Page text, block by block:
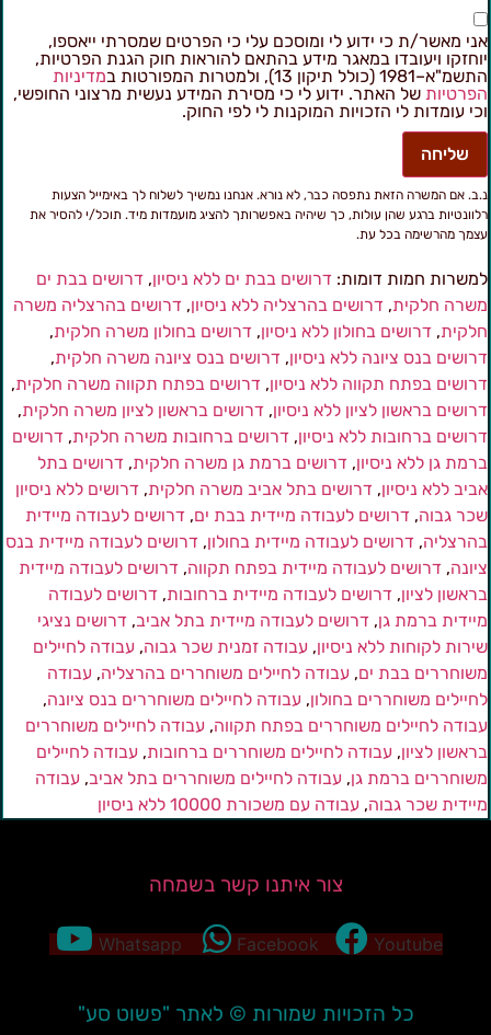
מאשר/ת כי ידוע לי ומוסכם עלי כי הפרטים שמסרתי ייאספו,
ויעובדו במאגר מידע בהתאם להוראות חוק הגנת הפרטיות,
(כולל תיקון 13), ולמטרות המפורטות ב
מדיניות
של האתר. ידוע לי כי מסירת המידע נעשית מרצוני החופשי,
עומדות לי הזכויות המוקנות לי לפי החוק.
שליחה
אם המשרה הזאת נתפסה כבר, לא נורא. אנחנו נמשיך לשלוח לך באימייל הצעות
ברגע שהן עולות, כך שיהיה באפשרותך להציג מועמדות מיד. תוכל/י להסיר את
מהרשימה בכל עת.
חמות דומות:דרושים בבת ים ללא ניסיון,דרושים בבת ים
חלקית,דרושים בהרצליה ללא ניסיון,דרושים בהרצליה משרה
,דרושים בחולון ללא ניסיון,דרושים בחולון משרה חלקית,
בנס ציונה ללא ניסיון,דרושים בנס ציונה משרה חלקית,
בפתח תקווה ללא ניסיון,דרושים בפתח תקווה משרה חלקית,
בראשון לציון ללא ניסיון,דרושים בראשון לציון משרה חלקית,
ברחובות ללא ניסיון,דרושים ברחובות משרה חלקית,דרושים
גן ללא ניסיון,דרושים ברמת גן משרה חלקית,דרושים בתל
ללא ניסיון,דרושים בתל אביב משרה חלקית,דרושים ללא ניסיון
גבוה,דרושים לעבודה מיידית בבת ים,דרושים לעבודה מיידית
,דרושים לעבודה מיידית בחולון,דרושים לעבודה מיידית בנס
,דרושים לעבודה מיידית בפתח תקווה,דרושים לעבודה מיידית
לציון,דרושים לעבודה מיידית ברחובות,דרושים לעבודה
ברמת גן,דרושים לעבודה מיידית בתל אביב,דרושים נציגי
לקוחות ללא ניסיון,עבודה זמנית שכר גבוה,עבודה לחיילים
בבת ים,עבודה לחיילים משוחררים בהרצליה,עבודה
משוחררים בחולון,עבודה לחיילים משוחררים בנס ציונה,
לחיילים משוחררים בפתח תקווה,עבודה לחיילים משוחררים
לציון,עבודה לחיילים משוחררים ברחובות,עבודה לחיילים
ברמת גן,עבודה לחיילים משוחררים בתל אביב,עבודה
שכר גבוה,עבודה עם משכורת 10000 ללא ניסיון
צור איתנו קשר בשמחה
Whatsapp Facebook Youtube
כל הזכויות שמורות © לאתר "פשוט סע"